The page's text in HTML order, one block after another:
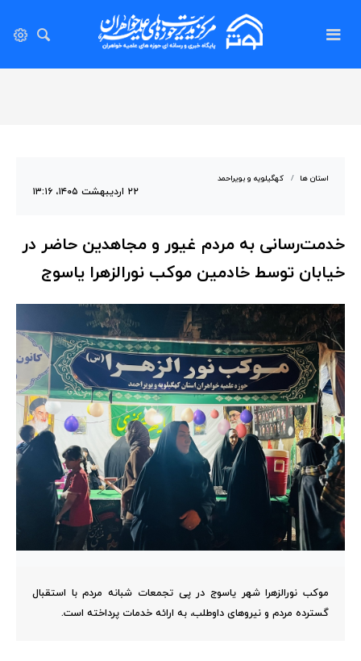
استان ها کهگیلویه و بویراحمد
۲۲ اردیبهشت ۱۴۰۵، ۱۳:۱۶
خدمت‌رسانی به مردم غیور و مجاهدین حاضر در
خیابان توسط خادمین موکب نورالزهرا یاسوج
موکب نورالزهرا شهر یاسوج در پی تجمعات شبانه مردم با استقبال
گسترده مردم و نیروهای داوطلب، به ارائه خدمات پرداخته است.